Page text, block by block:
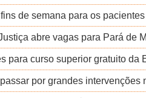
de semana para os
abre vagas para Pará de
para curso superior gratuito da
por grandes intervenções